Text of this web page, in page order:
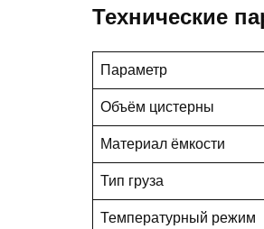
Технические
Параметр
Объём цистерны
Материал ёмкости
Тип груза
Температурный режим